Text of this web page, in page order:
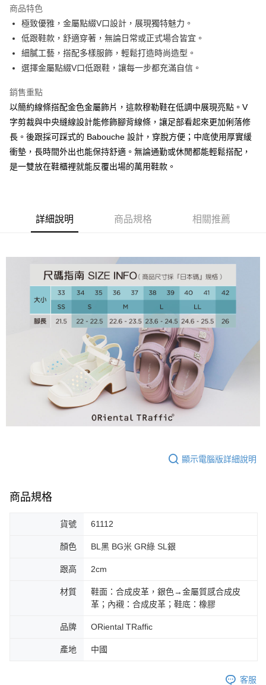
合作金庫商業銀行
華南商業銀行
彰化商業銀行
上海商業儲蓄銀行
台北富邦商業銀行
國泰世華商業銀行
兆豐國際商業銀行
臺灣中小企業銀行
台中商業銀行
聯邦商業銀行
元大商業銀行
永豐商業銀行
台新國際商業銀行
中國信託商業銀行
台灣樂天信用卡公司
6 期 0 利率 每期
華南商業銀行
彰化商業銀行
上海商業儲蓄銀行
台北富邦商業銀行
國泰世華商業銀行
兆豐國際商業銀行
匯豐（台灣）商業銀行
聯邦商業銀行
遠東國際商業銀行
元大商業銀行
永豐商業銀行
玉山商業銀行
星展（台灣）商業銀行
台灣樂天信用卡公司
12 期 0 利率 每期NT$331
合作金庫商業銀行
第一商業銀行
上海商業儲蓄銀行
台北富邦商業銀行
國泰世華商業銀行
臺灣中小企業銀行
匯豐（台灣）商業銀行
華泰商業銀行
聯邦商業銀行
遠東國際商業銀行
元大商業銀行
永豐商業銀行
玉山商業銀行
星展（台灣）商業銀行
台新國際商業銀行
中國信託商業銀行
24 期 0 利率 每期NT$165
合作金庫商業銀行
第一商業銀行
上海商業儲蓄銀行
兆豐國際商業銀行
臺灣中小企業銀行
台中商業銀行
匯豐（台灣）商業銀行
華泰商業銀行
聯邦商業銀行
遠東國際商業銀行
元大商業銀行
永豐商業銀行
玉山商業銀行
星展（台灣）商業銀行
台新國際商業銀行
30 期 0 利率 每期NT$132
華泰商業銀行
元大商業銀行
永豐商業銀行
台新國際商業銀行
LINE Pay
Apple Pay
街口支付
悠遊付
大哥付你分期
相關說明
1.本服務由台灣大哥大提供，台灣大哥大用戶可立即使用無須另外申請。
流程，驗證手機門號後，選擇欲分期的期數、繳款截止日，確認付款後即完
3.實際核准額度、可分期數及費用金額請依後續交易確認頁面所載為準。
4.訂單成立30分鐘內，如未前往確認交易或遇審核未通過，訂單將自動取
消。如遇「轉專審核」未通過狀況，表示未達大哥付你分期系統評分，恕無
1.分期款項不併入電信帳單，「大哥付你分期」於每月結算日後寄送繳費提
2.透過簡訊連結打開帳單後，可選擇「超商條碼／台灣大直營門市／銀行轉
帳／街口支付／iPASS MONEY」等通路繳費。
【注意事項】
1.本服務係由「台灣大哥大股份有限公司」（以下簡稱本公司）所提供，讓
用戶於交易時，得透過本服務購買商品或服務，並由商店將買賣／分期付款
資料（包含姓名、電話或地址）提供予台灣大哥大進項蒐集、處理及利用，
AFTEE先享後付
AFTEE先享後付是「在收到商品之後才付款」的支付方式。 讓您購物簡單
便利好安心！
１．簡單：不需註冊會員、不需綁卡、不需儲值。
２．便利：只要手機號碼，簡訊認證，即可結帳。
３．安心：先確認商品／服務後，再付款。
【「AFTEE先享後付」結帳流程】
１．於結帳方式選擇「AFTEE先享後付」後，將跳轉至「AFTEE先享後付」
結帳頁面，進行簡訊認證並確認金額後，即可完成結帳。
２．訂單成立數日內，您將收到繳費通知簡訊。
３．收到繳費通知簡訊後14天內，點擊此簡訊中的連結，可透過四大超商／
ATM／網路銀行／等多元方式進行付款，方視為交易完成。
※ 請注意：結帳手續完成當下不需立刻繳費，但若您需要取消訂單，請聯絡
※ 交易是否成功請以「AFTEE先享後付 」之結帳頁面顯示為準，若有關於
是否繳費成功／繳費後需取消欲退款等相關疑問，請聯繫「AFTEE先享後付
【注意事項】
易，需依本服務之必要範圍內提供個人資料，並將交易相關給付款項請求債
權轉讓予恩沛科技股份有限公司。
２．關於個人資料處理事宜，請瀏覽以下網址：
https://aftee.tw/terms/#terms3
「AFTEE先享後付」，若未經同意申辦者引起之損失，本公司不負相關責
４．使用「AFTEE先享後付」時，將依據個別帳號之用戶狀況，依本公司即
時審查核予不同之上限額度；若仍有額度不足之情形，本公司將視審查結果
５．嚴禁一人註冊多個帳號或使用他人資訊註冊。若發現惡意使用之情形，
運送方式
付款後萊爾富取貨
宅配-離島
國家/地區配送
商品特色
極致優雅，金屬點綴V口設計，展現獨特魅力。
低跟鞋款，舒適穿著，無論日常或正式場合皆宜。
細膩工藝，搭配多樣服飾，輕鬆打造時尚造型。
選擇金屬點綴V口低跟鞋，讓每一步都充滿自信。
銷售重點
以簡約線條搭配金色金屬飾片，這款穆勒鞋在低調中展現亮點。V
字剪裁與中央縫線設計能修飾腳背線條，讓足部看起來更加俐落修
長。後跟採可踩式的 Babouche 設計，穿脫方便；中底使用厚實緩
衝墊，長時間外出也能保持舒適。無論通勤或休閒都能輕鬆搭配，
是一雙放在鞋櫃裡就能反覆出場的萬用鞋款。
詳細說明 商品規格 相關推薦
顯示電腦版詳細說明
商品規格
貨號 61112
顏色 BL黑 BG米 GR綠 SL銀
跟高 2cm
材質
鞋面：合成皮革，銀色→金屬質感合成皮
革；內襯：合成皮革；鞋底：橡膠
品牌 ORiental TRaffic
產地 中國
客服